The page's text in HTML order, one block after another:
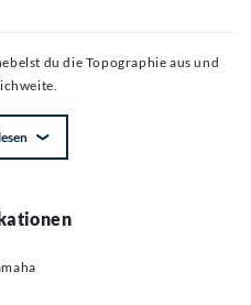
du die Topographie aus und